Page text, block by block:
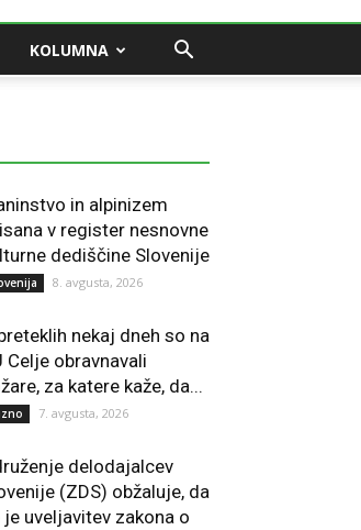
KOLUMNA
in alpinizem
v register nesnovne
dediščine Slovenije
8. avgusta, 2026
nekaj dneh so na
Celje obravnavali
za katere kaže, da...
7. avgusta, 2026
delodajalcev
(ZDS) obžaluje, da
je uveljavitev zakona o